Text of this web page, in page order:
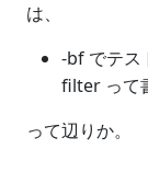
は、
-bf でテス
filter って
って辺りか。